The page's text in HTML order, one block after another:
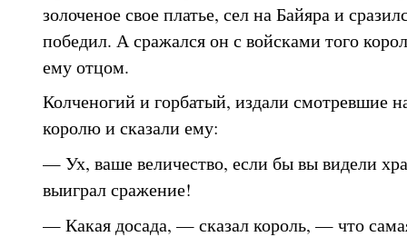
золоченое свое платье, сел на Байяра и
победил. А сражался он с войсками того
ему отцом.
Колченогий и горбатый, издали смотревшие
королю и сказали ему:
— Ух, ваше величество, если бы вы видели
выиграл сражение!
— Какая досада, — сказал король, — что